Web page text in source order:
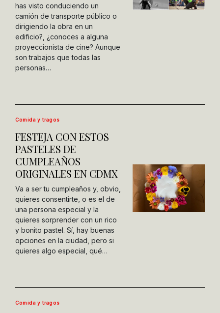
has visto conduciendo un
camión de transporte público o
dirigiendo la obra en un
edificio?, ¿conoces a alguna
proyeccionista de cine? Aunque
son trabajos que todas las
personas…
Comida y tragos
FESTEJA CON ESTOS
PASTELES DE
CUMPLEAÑOS
ORIGINALES EN CDMX
Va a ser tu cumpleaños y, obvio,
quieres consentirte, o es el de
una persona especial y la
quieres sorprender con un rico
y bonito pastel. Sí, hay buenas
opciones en la ciudad, pero si
quieres algo especial, qué…
Comida y tragos